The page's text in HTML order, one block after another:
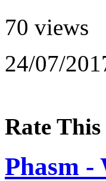
70 views
24/07/
Rate
Phasm -